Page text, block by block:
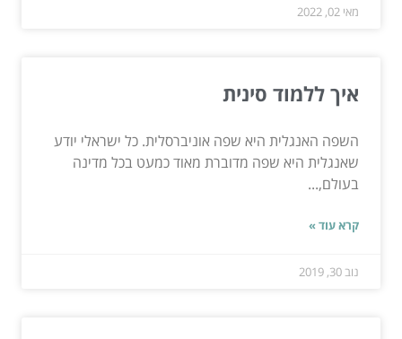
מאי 02, 2022
איך ללמוד סינית
השפה האנגלית היא שפה אוניברסלית. כל ישראלי יודע
שאנגלית היא שפה מדוברת מאוד כמעט בכל מדינה
בעולם,...
קרא עוד »
נוב 30, 2019